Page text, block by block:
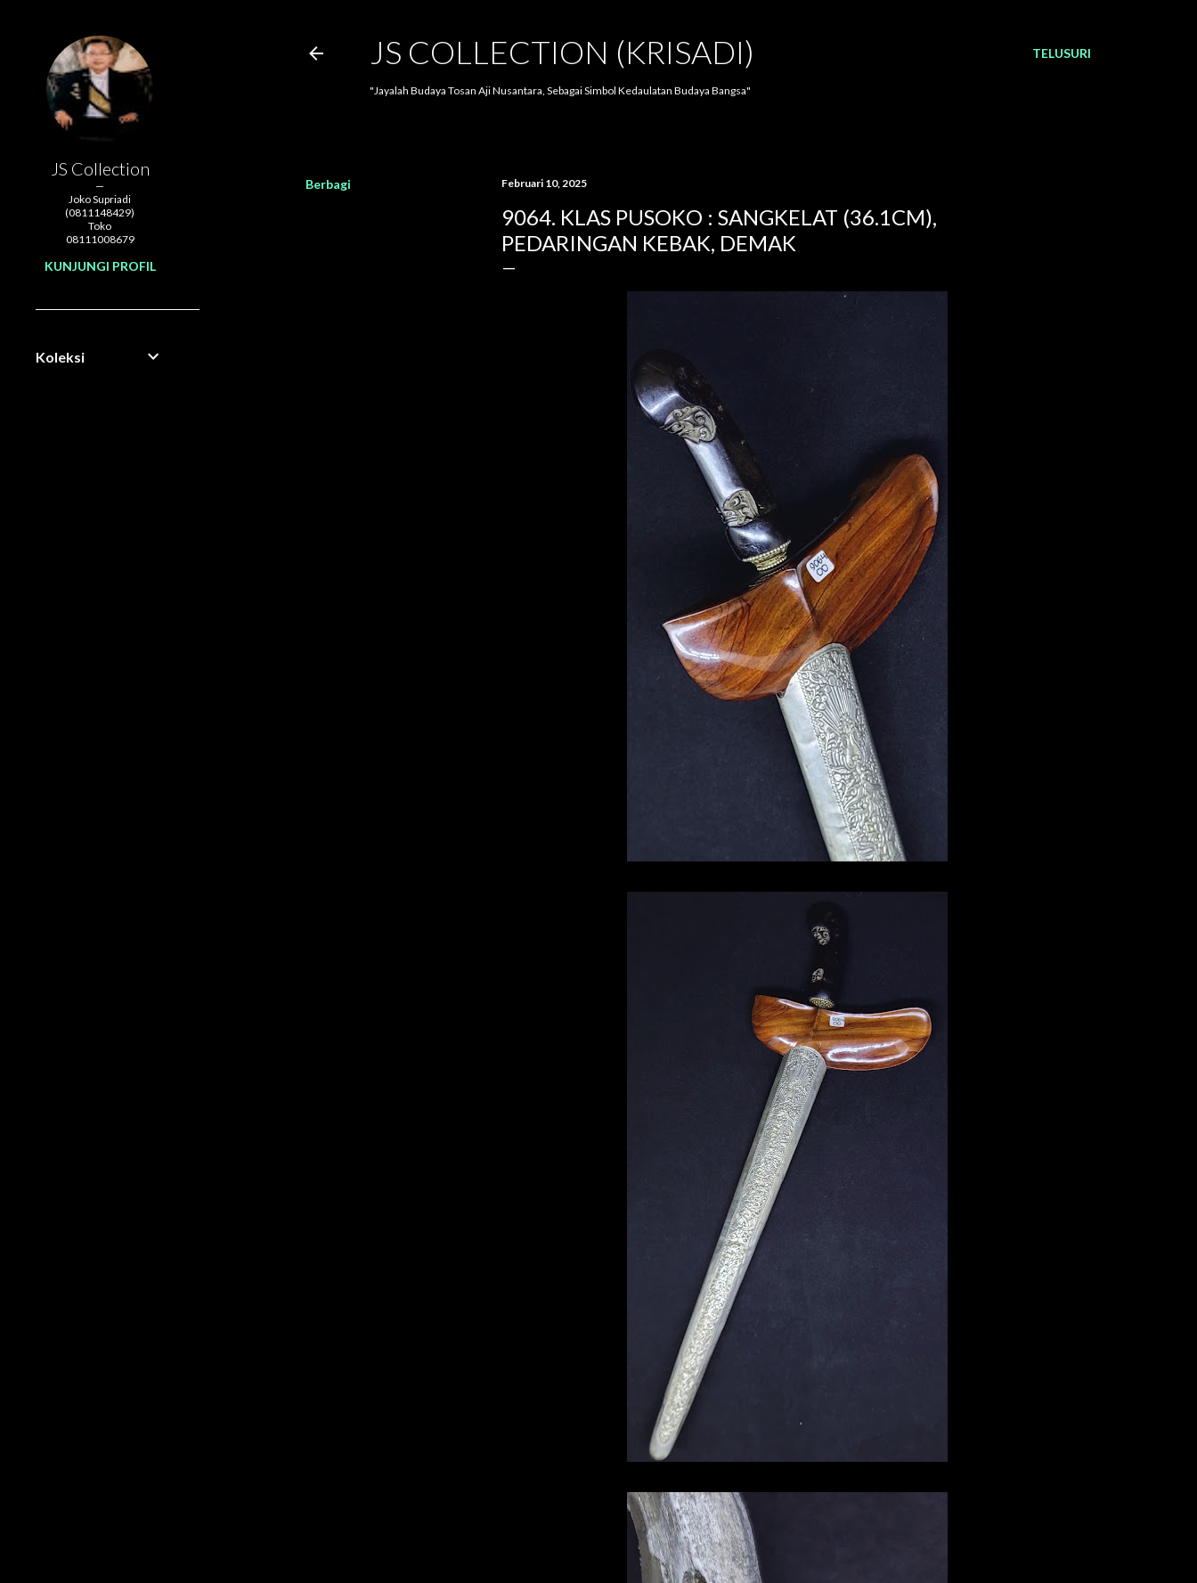
TELUSURI
JS COLLECTION (KRISADI)
"Jayalah Budaya Tosan Aji Nusantara, Sebagai Simbol Kedaulatan Budaya Bangsa"
Berbagi Februari 10, 2025
9064. KLAS PUSOKO : SANGKELAT (36.1CM),
PEDARINGAN KEBAK, DEMAK
JS Collection
Joko Supriadi
(0811148429)
Toko
08111008679
KUNJUNGI PROFIL
Koleksi